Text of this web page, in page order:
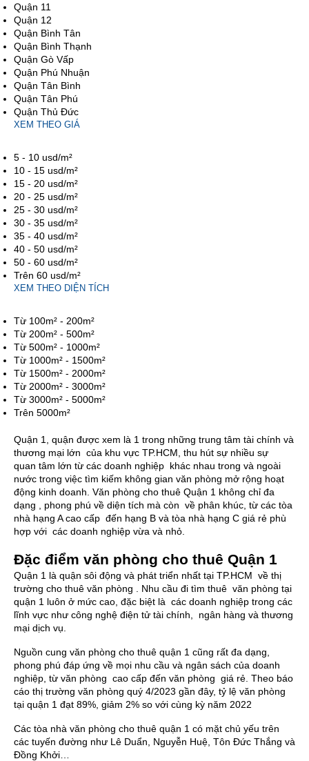
Quận 11
Quận 12
Quận Bình Tân
Quận Bình Thạnh
Quận Gò Vấp
Quận Phú Nhuận
Quận Tân Bình
Quận Tân Phú
Quận Thủ Đức
XEM THEO GIÁ
5 - 10 usd/m²
10 - 15 usd/m²
15 - 20 usd/m²
20 - 25 usd/m²
25 - 30 usd/m²
30 - 35 usd/m²
35 - 40 usd/m²
40 - 50 usd/m²
50 - 60 usd/m²
Trên 60 usd/m²
XEM THEO DIỆN TÍCH
Từ 100m² - 200m²
Từ 200m² - 500m²
Từ 500m² - 1000m²
Từ 1000m² - 1500m²
Từ 1500m² - 2000m²
Từ 2000m² - 3000m²
Từ 3000m² - 5000m²
Trên 5000m²
Quận 1, quận được xem là 1 trong những trung tâm tài chính và
thương mại lớn của khu vực TP.HCM, thu hút sự nhiều sự
quan tâm lớn từ các doanh nghiệp khác nhau trong và ngoài
nước trong việc tìm kiếm không gian văn phòng mở rộng hoạt
động kinh doanh. Văn phòng cho thuê Quận 1 không chỉ đa
dạng , phong phú về diện tích mà còn về phân khúc, từ các tòa
nhà hạng A cao cấp đến hạng B và tòa nhà hạng C giá rẻ phù
hợp với các doanh nghiệp vừa và nhỏ.
Đặc điểm văn phòng cho thuê Quận 1
Quận 1 là quận sôi động và phát triển nhất tại TP.HCM về thị
trường cho thuê văn phòng . Nhu cầu đi tìm thuê văn phòng tại
quận 1 luôn ở mức cao, đặc biệt là các doanh nghiệp trong các
lĩnh vực như công nghệ điện tử tài chính, ngân hàng và thương
mại dịch vụ.
Nguồn cung văn phòng cho thuê quận 1 cũng rất đa dạng,
phong phú đáp ứng về mọi nhu cầu và ngân sách của doanh
nghiệp, từ văn phòng cao cấp đến văn phòng giá rẻ. Theo báo
cáo thị trường văn phòng quý 4/2023 gần đây, tỷ lệ văn phòng
tại quận 1 đạt 89%, giảm 2% so với cùng kỳ năm 2022
Các tòa nhà văn phòng cho thuê quận 1 có mặt chủ yếu trên
các tuyến đường như Lê Duẩn, Nguyễn Huệ, Tôn Đức Thắng và
Đồng Khởi…